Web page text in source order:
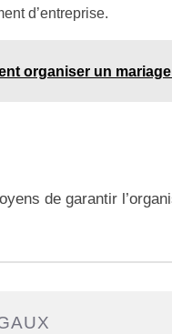
d’entreprise.
organiser un
de garantir